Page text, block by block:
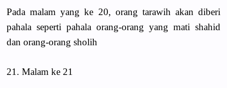
Pada malam yang ke 20, orang tarawih akan diberi
pahala seperti pahala orang-orang yang mati shahid
dan orang-orang sholih
21. Malam ke 21